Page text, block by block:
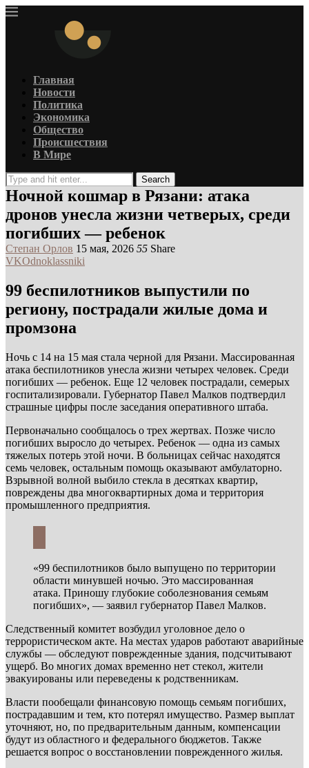
Главная
Новости
Политика
Экономика
Общество
Происшествия
В Мире
Search
Ночной кошмар в Рязани: атака
дронов унесла жизни четверых, среди
погибших — ребенок
Степан Орлов 15 мая, 2026 55 Share
VKOdnoklassniki
99 беспилотников выпустили по
региону, пострадали жилые дома и
промзона
Ночь с 14 на 15 мая стала черной для Рязани. Массированная
атака беспилотников унесла жизни четырех человек. Среди
погибших — ребенок. Еще 12 человек пострадали, семерых
госпитализировали. Губернатор Павел Малков подтвердил
страшные цифры после заседания оперативного штаба.
Первоначально сообщалось о трех жертвах. Позже число
погибших выросло до четырех. Ребенок — одна из самых
тяжелых потерь этой ночи. В больницах сейчас находятся
семь человек, остальным помощь оказывают амбулаторно.
Взрывной волной выбило стекла в десятках квартир,
повреждены два многоквартирных дома и территория
промышленного предприятия.
«99 беспилотников было выпущено по территории
области минувшей ночью. Это массированная
атака. Приношу глубокие соболезнования семьям
погибших», — заявил губернатор Павел Малков.
Следственный комитет возбудил уголовное дело о
террористическом акте. На местах ударов работают аварийные
службы — обследуют поврежденные здания, подсчитывают
ущерб. Во многих домах временно нет стекол, жители
эвакуированы или переведены к родственникам.
Власти пообещали финансовую помощь семьям погибших,
пострадавшим и тем, кто потерял имущество. Размер выплат
уточняют, но, по предварительным данным, компенсации
будут из областного и федерального бюджетов. Также
решается вопрос о восстановлении поврежденного жилья.